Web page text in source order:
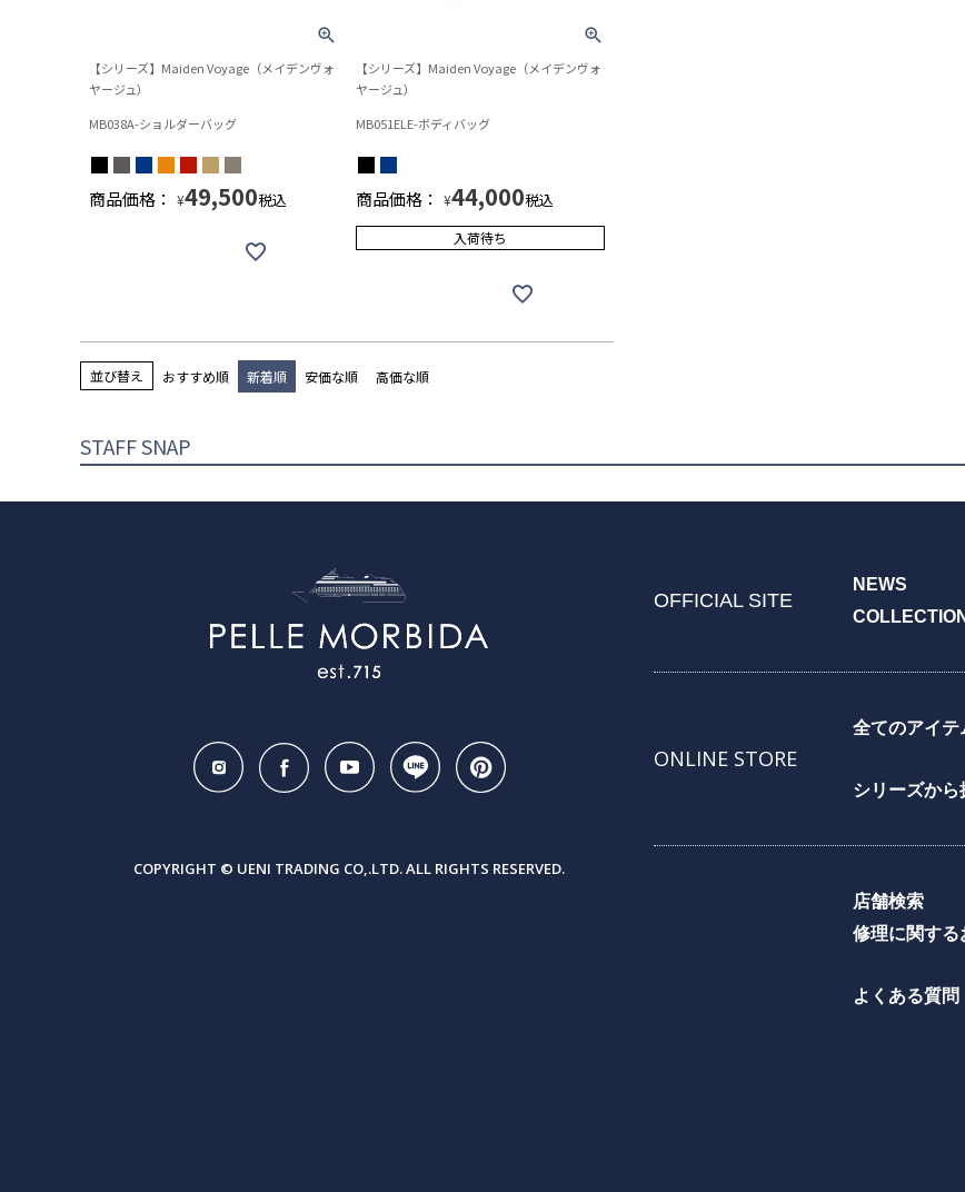
【シリーズ】Maiden Voyage（メイデンヴォ
ヤージュ）
MB038A-ショルダーバッグ
商品価格： ¥49,500税込
【シリーズ】Maiden Voyage（メイデンヴォ
ヤージュ）
MB051ELE-ボディバッグ
商品価格： ¥44,000税込
入荷待ち
並び替え おすすめ順 新着順 安価な順 高価な順
STAFF SNAP
COPYRIGHT © UENI TRADING CO,.LTD. ALL RIGHTS RESERVED.
OFFICIAL SITE
NEWS
COLLECTION
ONLINE STORE
全てのアイテ
シリーズから
店舗検索
修理に関する
よくある質問